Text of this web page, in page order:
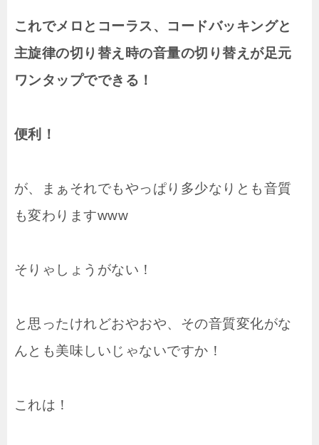
これでメロとコーラス、コードバッキングと
主旋律の切り替え時の音量の切り替えが足元
ワンタップでできる！
便利！
が、まぁそれでもやっぱり多少なりとも音質
も変わりますwww
そりゃしょうがない！
と思ったけれどおやおや、その音質変化がな
んとも美味しいじゃないですか！
これは！